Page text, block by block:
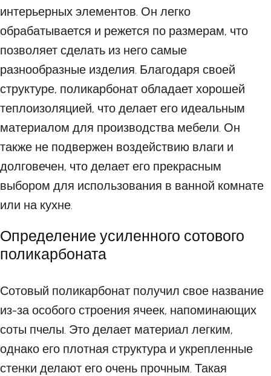
интерьерных элементов. Он легко
обрабатывается и режется по размерам, что
позволяет сделать из него самые
разнообразные изделия. Благодаря своей
структуре, поликарбонат обладает хорошей
теплоизоляцией, что делает его идеальным
материалом для производства мебели. Он
также не подвержен воздействию влаги и
долговечен, что делает его прекрасным
выбором для использования в ванной комнате
или на кухне.
Определение усиленного сотового
поликарбоната
Сотовый поликарбонат получил свое название
из-за особого строения ячеек, напоминающих
соты пчелы. Это делает материал легким,
однако его плотная структура и укрепленные
стенки делают его очень прочным. Такая